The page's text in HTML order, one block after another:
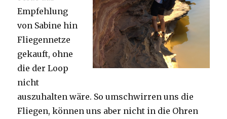
Empfehlung
von Sabine hin
Fliegennetze
gekauft, ohne
die der Loop
nicht
auszuhalten wäre. So umschwirren uns die
Fliegen, können uns aber nicht in die Ohren